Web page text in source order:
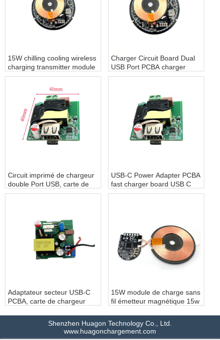
15W chilling cooling wireless
charging transmitter module
fast charging wireless
Charger Circuit Board Dual
USB Port PCBA charger
board Type-C PD USB
for car charger apapter
PCBA - COPY - tjdger
Circuit imprimé de chargeur
double Port USB, carte de
chargeur PCBA type-c PD,
USB-C Power Adapter PCBA
fast charger board USB C
port socket USB charger for
Adaptateur secteur USB-C
PCBA, carte de chargeur
chargeur USB pour circuits
imprimés électriques de
voiture, fabricant de pcb
15W module de charge sans
fil émetteur magnétique 15w
chargeur sans fil
personnalisation
Shenzhen Huagon Technology Co., Ltd.
www.huagonchargement.com